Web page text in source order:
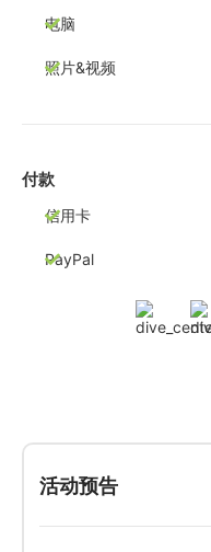
电脑
照片&视频
付款
信用卡
PayPal
活动预告